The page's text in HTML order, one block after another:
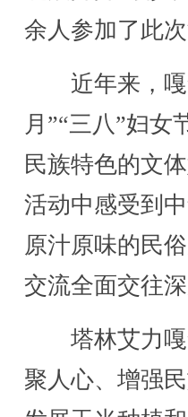
余人参加了此次
近年来，嘎
月”“三八”妇女
民族特色的文
活动中感受到
原汁原味的民
交流全面交往深
塔林艾力嘎
聚人心、增强